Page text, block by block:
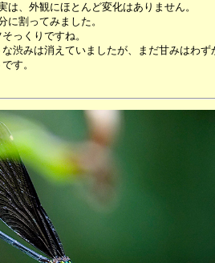
は、外観にほとんど変化はありません。
に割ってみました。
っくりですね。
渋みは消えていましたが、まだ甘みはわず
す。